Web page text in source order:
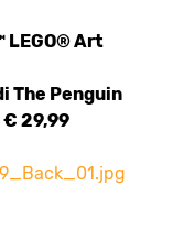
LEGO® Art
The Penguin
€ 29,99